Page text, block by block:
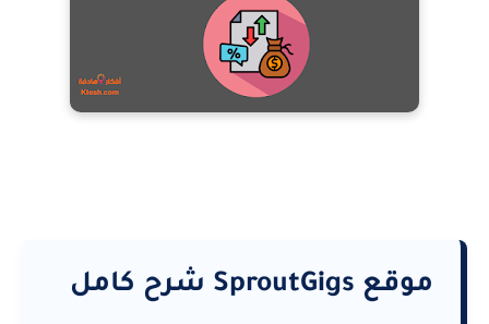
موقع SproutGigs شرح كامل